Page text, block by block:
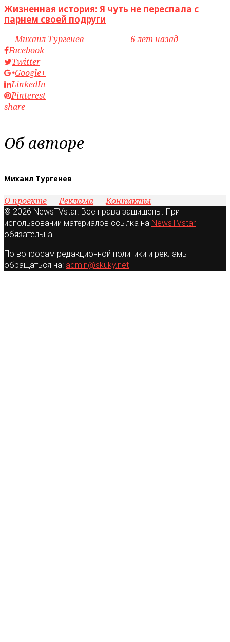
Жизненная история: Я чуть не переспала с
парнем своей подруги
byМихаил Тургенев
6 лет назад
Facebook
Twitter
Google+
LinkedIn
Pinterest
share
Об авторе
Михаил Тургенев
О проекте Реклама Контакты
© 2026 NewsTVstar. Все права защищены. При
использовании материалов ссылка на NewsTVstar
обязательна.
По вопросам редакционной политики и рекламы
обращаться на: admin@skuky.net